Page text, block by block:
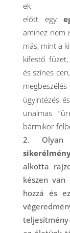
ek
előtt egy
amihez nem
más, mint a
kifestő
és színes
ügyintézés
unalmas
bármikor
alkotta
készen van
hozzá és